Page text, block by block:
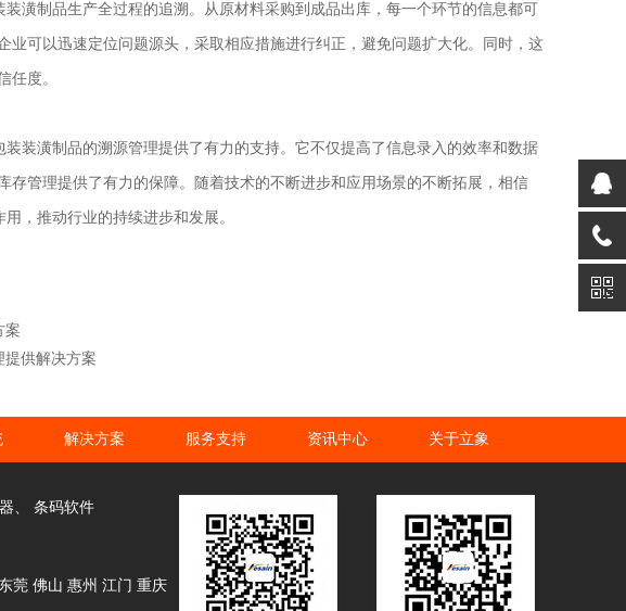
潢制品生产全过程的追溯。从原材料采购到成品出库，每一个环节的信息都可
可以迅速定位问题源头，采取相应措施进行纠正，避免问题扩大化。同时，这
任度。
装潢制品的溯源管理提供了有力的支持。它不仅提高了信息录入的效率和数据
管理提供了有力的保障。随着技术的不断进步和应用场景的不断拓展，相信
，推动行业的持续进步和发展。
案
提供解决方案
解决方案 服务支持 资讯中心 关于立象
、
条码软件
莞 佛山 惠州 江门 重庆